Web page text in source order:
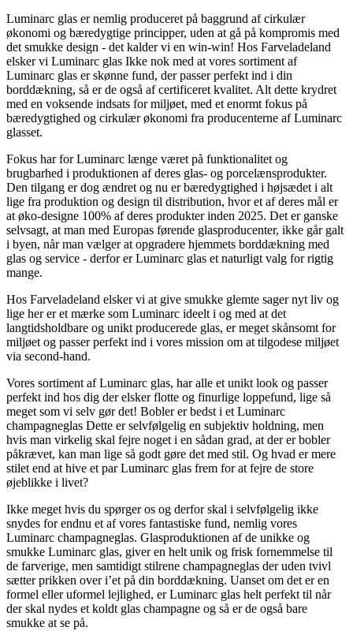
Luminarc glas er nemlig produceret på baggrund af cirkulær
økonomi og bæredygtige principper, uden at gå på kompromis med
det smukke design - det kalder vi en win-win! Hos Farveladeland
elsker vi Luminarc glas Ikke nok med at vores sortiment af
Luminarc glas er skønne fund, der passer perfekt ind i din
borddækning, så er de også af certificeret kvalitet. Alt dette krydret
med en voksende indsats for miljøet, med et enormt fokus på
bæredygtighed og cirkulær økonomi fra producenterne af Luminarc
glasset.
Fokus har for Luminarc længe været på funktionalitet og
brugbarhed i produktionen af deres glas- og porcelænsprodukter.
Den tilgang er dog ændret og nu er bæredygtighed i højsædet i alt
lige fra produktion og design til distribution, hvor et af deres mål er
at øko-designe 100% af deres produkter inden 2025. Det er ganske
selvsagt, at man med Europas førende glasproducenter, ikke går galt
i byen, når man vælger at opgradere hjemmets borddækning med
glas og service - derfor er Luminarc glas et naturligt valg for rigtig
mange.
Hos Farveladeland elsker vi at give smukke glemte sager nyt liv og
lige her er et mærke som Luminarc ideelt i og med at det
langtidsholdbare og unikt producerede glas, er meget skånsomt for
miljøet og passer perfekt ind i vores mission om at tilgodese miljøet
via second-hand.
Vores sortiment af Luminarc glas, har alle et unikt look og passer
perfekt ind hos dig der elsker flotte og finurlige loppefund, lige så
meget som vi selv gør det! Bobler er bedst i et Luminarc
champagneglas Dette er selvfølgelig en subjektiv holdning, men
hvis man virkelig skal fejre noget i en sådan grad, at der er bobler
påkrævet, kan man lige så godt gøre det med stil. Og hvad er mere
stilet end at hive et par Luminarc glas frem for at fejre de store
øjeblikke i livet?
Ikke meget hvis du spørger os og derfor skal i selvfølgelig ikke
snydes for endnu et af vores fantastiske fund, nemlig vores
Luminarc champagneglas. Glasproduktionen af de unikke og
smukke Luminarc glas, giver en helt unik og frisk fornemmelse til
de farverige, men samtidigt stilrene champagneglas der uden tvivl
sætter prikken over i’et på din borddækning. Uanset om det er en
formel eller uformel lejlighed, er Luminarc glas helt perfekt til når
der skal nydes et koldt glas champagne og så er de også bare
smukke at se på.